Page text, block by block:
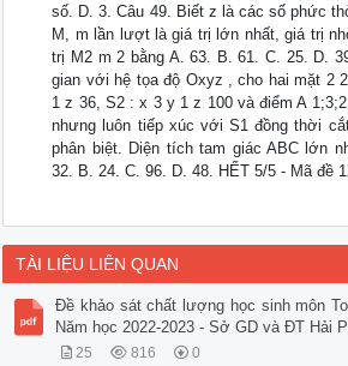
số. D. 3. Câu 49. Biết z là các số phức
M, m lần lượt là giá trị lớn nhất, giá trị
trị M2 m 2 bằng A. 63. B. 61. C. 25. D.
gian với hệ tọa độ Oxyz , cho hai mặt 2
1 z 36, S2 : x 3 y 1 z 100 và điểm A
nhưng luôn tiếp xúc với S1 đồng thời
phân biệt. Diện tích tam giác ABC lớn
32. B. 24. C. 96. D. 48. HẾT 5/5 - Mã đề
TÀI LIỆU LIÊN QUAN
Đề khảo sát chất lượng học sinh môn
Năm học 2022-2023 - Sở GD và ĐT Hải
25 816 0